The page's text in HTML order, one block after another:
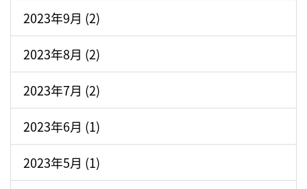
2023年9月 (2)
2023年8月 (2)
2023年7月 (2)
2023年6月 (1)
2023年5月 (1)